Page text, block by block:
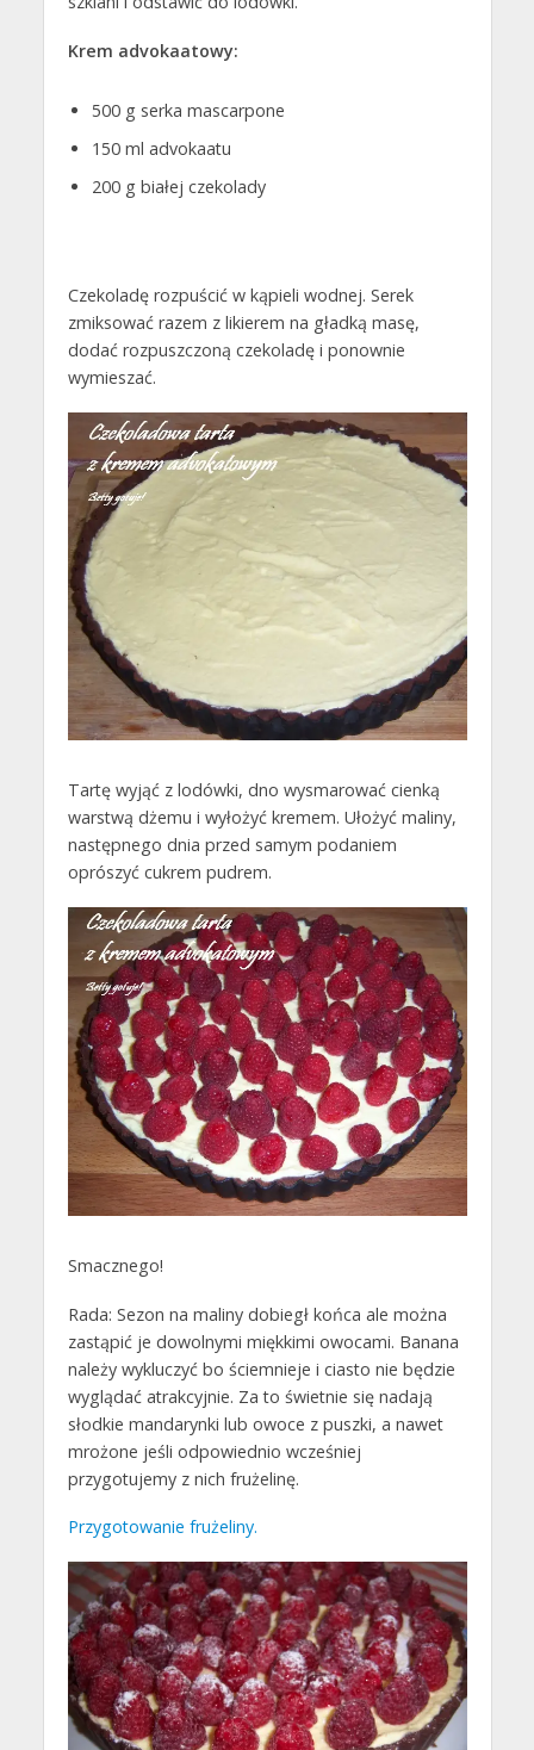
Krem advokaatowy:
500 g serka mascarpone
150 ml advokaatu
200 g białej czekolady
Czekoladę rozpuścić w kąpieli wodnej. Serek
zmiksować razem z likierem na gładką masę,
dodać rozpuszczoną czekoladę i ponownie
wymieszać.
Tartę wyjąć z lodówki, dno wysmarować cienką
warstwą dżemu i wyłożyć kremem. Ułożyć maliny,
następnego dnia przed samym podaniem
oprószyć cukrem pudrem.
Smacznego!
Rada: Sezon na maliny dobiegł końca ale można
zastąpić je dowolnymi miękkimi owocami. Banana
należy wykluczyć bo ściemnieje i ciasto nie będzie
wyglądać atrakcyjnie. Za to świetnie się nadają
słodkie mandarynki lub owoce z puszki, a nawet
mrożone jeśli odpowiednio wcześniej
przygotujemy z nich frużelinę.
Przygotowanie frużeliny.